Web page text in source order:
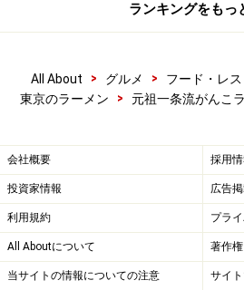
ランキングをもっ
All About > グルメ > フード・レ
東京のラーメン
> 元祖一条流がんこ
会社概要 採用
投資家情報 広告
利用規約 プラ
All Aboutについて 著作
当サイトの情報についての注意 サイ